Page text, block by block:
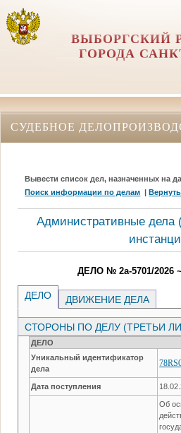
ВЫБОРГСКИЙ
ГОРОДА
СУДЕБНОЕ
Вывести список дел, назначенных на
Поиск информации по делам |
Административные дела
ДЕЛО № 2а-5701/2026
ДЕЛО ДВИЖЕНИЕ ДЕЛА
СТОРОНЫ ПО ДЕЛУ (ТРЕТЬИ
ДЕЛО
Уникальный идентификатор
дела
Дата поступления
Об